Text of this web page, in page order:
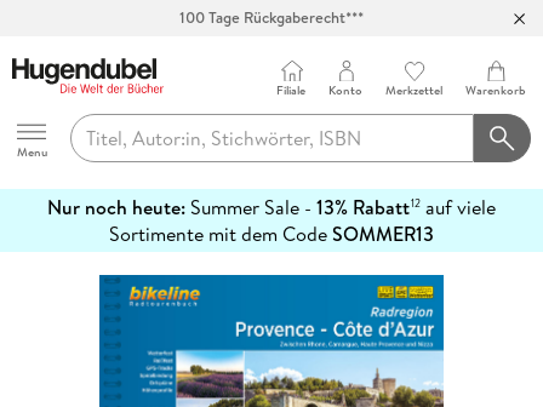
100 Tage Rückgaberecht***
Hugendubel
Menu
Filiale Konto Merkzettel Warenkorb
Nur noch heute: Summer Sale - 13% Rabatt12 auf viele
Sortimente mit dem CodeSOMMER13
erfahren